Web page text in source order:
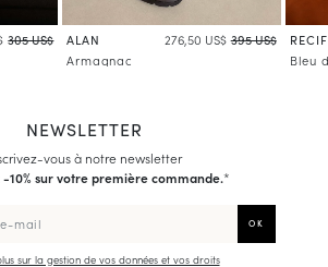
305 US$
ALAN 276,50 US$ 395 US$
Armagnac
Bleu
NEWSLETTER
vous à notre newsletter
-10% sur votre première commande.*
sur la gestion de vos données et vos droits